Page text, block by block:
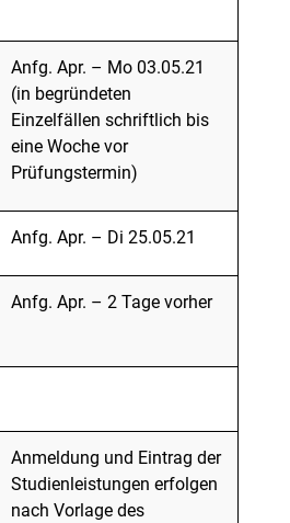
Anfg. Apr. – Mo 03.05.21
(in begründeten
Einzelfällen schriftlich bis
eine Woche vor
Prüfungstermin)
Anfg. Apr. – Di 25.05.21
Anfg. Apr. – 2 Tage vorher
Anmeldung und Eintrag der
Stu­dienleistungen erfolgen
nach Vor­lage des